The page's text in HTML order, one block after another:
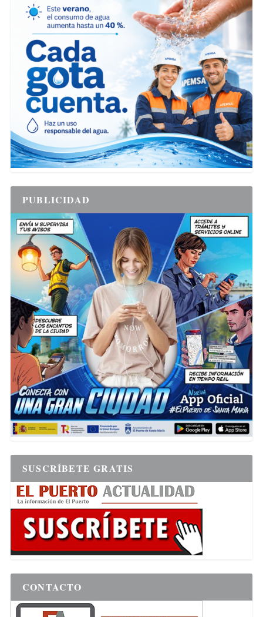
PUBLICIDAD
SUSCRÍBETE GRATIS
CONTACTO